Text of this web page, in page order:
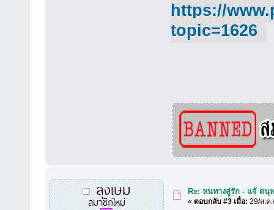
https://
topic=1626
ลุงเษม
สมาชิกใหม่
Re: หนทางสู่รัก - แจ้ ดนุ
«ตอบกลับ #3 เมื่อ: 29/ส.ค